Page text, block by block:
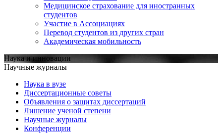
Медицинское страхование для иностранных
студентов
Участие в Ассоциациях
Перевод студентов из других стран
Академическая мобильность
Наука и инновации
Научные журналы
Наука в вузе
Диссертационные советы
Объявления о защитах диссертаций
Лишение ученой степени
Научные журналы
Конференции